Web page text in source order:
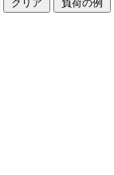
クリア 負荷の例